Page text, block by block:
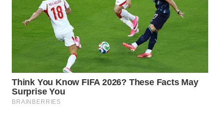
WAHANA
KONSUMEN
WAHANA
LISTRIK
WAHANA
TRAVEL